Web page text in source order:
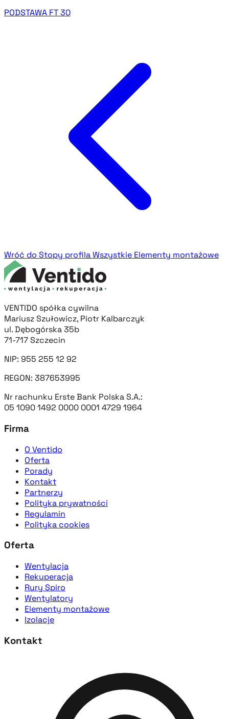
PODSTAWA FT 30
Wróć do Stopy profilaWszystkie Elementy montażowe
VENTIDO spółka cywilna
Mariusz Szułowicz, Piotr Kalbarczyk
ul. Dębogórska 35b
71-717 Szczecin
NIP: 955 255 12 92
REGON: 387653995
Nr rachunku Erste Bank Polska S.A.:
05 1090 1492 0000 0001 4729 1964
Firma
O Ventido
Oferta
Porady
Kontakt
Partnerzy
Polityka prywatności
Regulamin
Polityka cookies
Oferta
Wentylacja
Rekuperacja
Rury Spiro
Wentylatory
Elementy montażowe
Izolacje
Kontakt